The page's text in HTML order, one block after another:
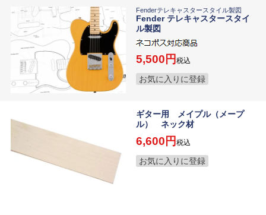
Fenderテレキャスタースタイル製図
Fender テレキャスタースタイ
ル製図
5,500 税込
お気に入りに登録
ギター用 メイプル（メープ
ル） ネック材
6,600 税込
お気に入りに登録